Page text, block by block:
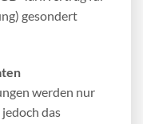
gesondert
werden nur
das